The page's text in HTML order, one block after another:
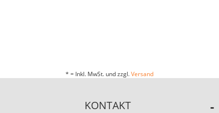
* = Inkl. MwSt. und zzgl.Versand
KONTAKT